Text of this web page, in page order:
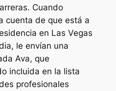
Cuando
cuenta de que está a
en Las Vegas
le envían una
Ava, que
incluida en la lista
profesionales